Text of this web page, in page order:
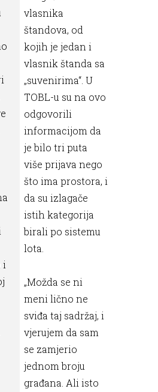
i
vlasnika
štandova, od
kojih je jedan i
vlasnik štanda sa
„suvenirima“. U
TOBL-u su na ovo
odgovorili
informacijom da
je bilo tri puta
više prijava nego
što ima prostora, i
da su izlagače
istih kategorija
birali po sistemu
lota.
„Možda se ni
meni lično ne
sviđa taj sadržaj, i
vjerujem da sam
se zamjerio
jednom broju
građana. Ali isto